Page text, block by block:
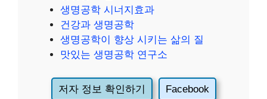
생명공학 시너지효과
건강과 생명공학
생명공학이 향상 시키는 삶의 질
맛있는 생명공학 연구소
저자 정보 확인하기 Facebook